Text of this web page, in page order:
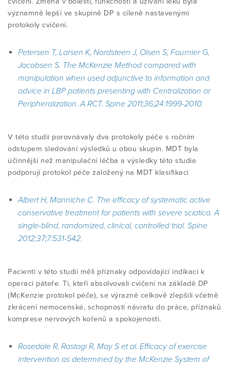
významně lepší ve skupině DP s cíleně nastavenými
protokoly cvičení.
Petersen T, Larsen K, Nordsteen J, Olsen S, Fournier G,
Jacobsen S. The McKenzie Method compared with
manipulation when used adjunctive to information and
advice in LBP patients presenting with Centralization or
Peripheralization. A RCT. Spine 2011;36;24:1999-2010.
V této studii porovnávaly dva protokoly péče s ročním
odstupem sledování výsledků u obou skupin. MDT byla
účinnější než manipulační léčba a výsledky této studie
podporují protokol péče založený na MDT klasifikaci
Albert H, Manniche C. The efficacy of systematic active
conservative treatment for patients with severe sciatica. A
single-blind, randomized, clinical, controlled trial. Spine
2012;37;7:531-542.
Pacienti v této studii měli příznaky odpovídající indikaci k
operaci páteře. Ti, kteří absolvovali cvičení na základě DP
(McKenzie protokol péče), se výrazně celkově zlepšili včetně
zkrácení nemocenské, schopnosti návratu do práce, příznaků
komprese nervových kořenů a spokojenosti.
Rosedale R, Rastogi R, May S et al. Efficacy of exercise
intervention as determined by the McKenzie System of